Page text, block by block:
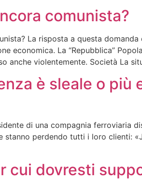
comunista?
La risposta a questa
economica. La “Repubblica”
anche violentemente. Società La
è sleale o
di una compagnia ferroviaria
stanno perdendo tutti i loro clienti:
cui dovresti